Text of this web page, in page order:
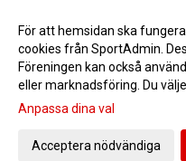
Våra KvAG tjejer in action
GRATTIS Jessica och Team
Gå till
För att hemsidan ska
cookies från SportAdmin.
Föreningen kan också
eller marknadsföring. Du
Anpassa dina val
Acceptera nödvändiga